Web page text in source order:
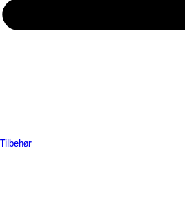
Tilbehør